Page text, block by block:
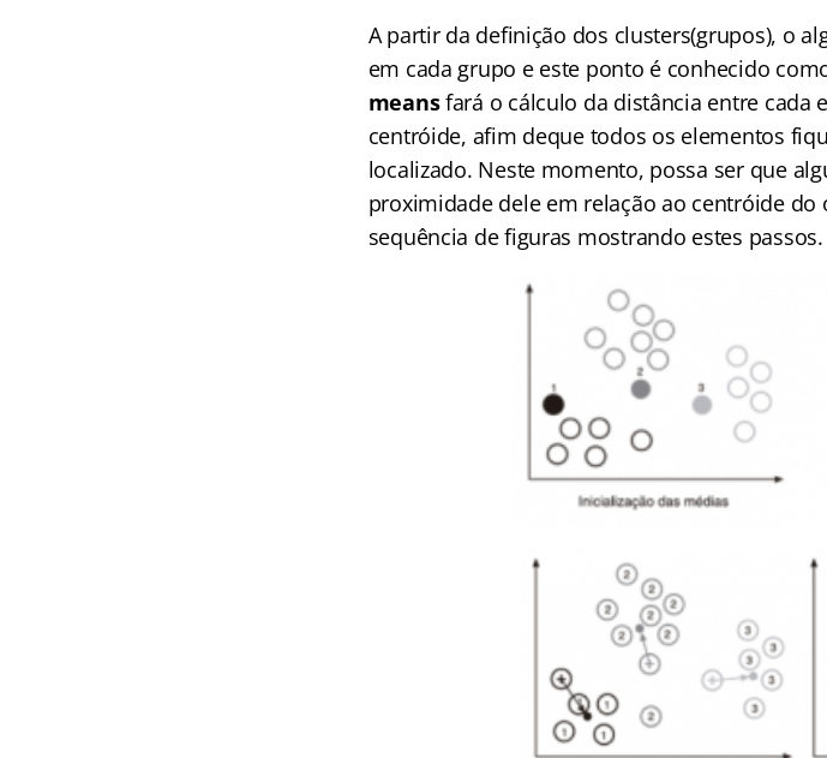
A partir da definição dos clusters(grupos), o
em cada grupo e este ponto é conhecido
meansfará o cálculo da distância entre cada
centróide, afim deque todos os elementos
localizado. Neste momento, possa ser que
proximidade dele em relação ao centróide
sequência de figuras mostrando estes passos.